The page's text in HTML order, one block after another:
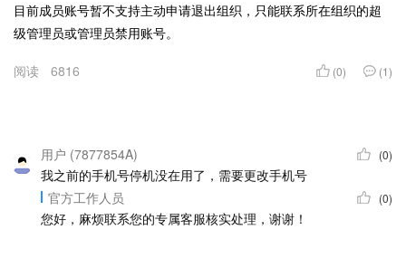
目前成员账号暂不支持主动申请退出组织，只能联系所在组织的超
级管理员或管理员禁用账号。
阅读 6816 (0) (1)
用户 (7877854A) (0)
我之前的手机号停机没在用了，需要更改手机号
官方工作人员
(0)
您好，麻烦联系您的专属客服核实处理，谢谢！